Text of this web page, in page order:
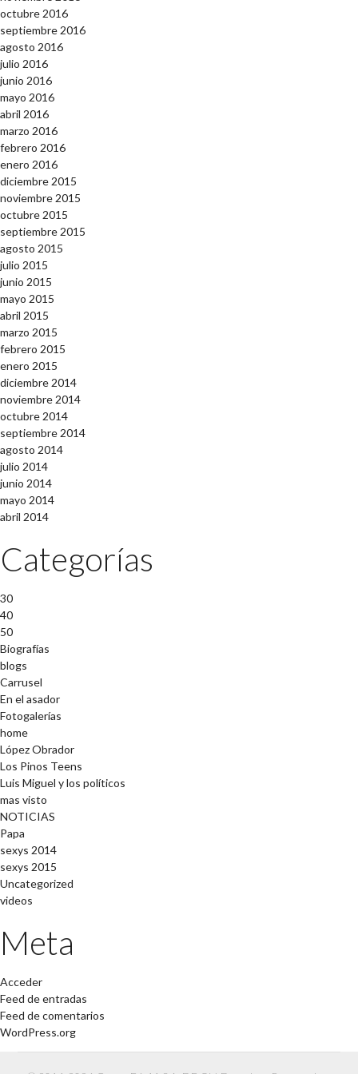
octubre 2016
septiembre 2016
agosto 2016
julio 2016
junio 2016
mayo 2016
abril 2016
marzo 2016
febrero 2016
enero 2016
diciembre 2015
noviembre 2015
octubre 2015
septiembre 2015
agosto 2015
julio 2015
junio 2015
mayo 2015
abril 2015
marzo 2015
febrero 2015
enero 2015
diciembre 2014
noviembre 2014
octubre 2014
septiembre 2014
agosto 2014
julio 2014
junio 2014
mayo 2014
abril 2014
Categorías
30
40
50
Biografías
blogs
Carrusel
En el asador
Fotogalerías
home
López Obrador
Los Pinos Teens
Luis Miguel y los políticos
mas visto
NOTICIAS
Papa
sexys 2014
sexys 2015
Uncategorized
videos
Meta
Acceder
Feed de entradas
Feed de comentarios
WordPress.org